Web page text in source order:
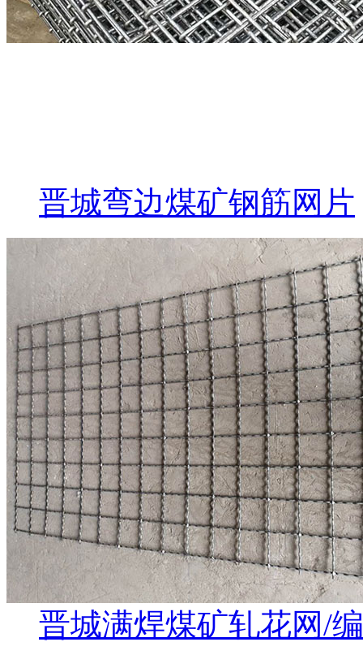
晋城弯边煤矿钢筋网片
晋城满焊煤矿轧花网/